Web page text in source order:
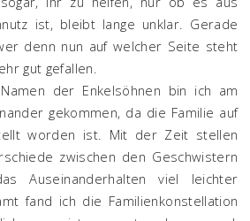
ist, bleibt lange unklar. Gerade
denn nun auf welcher Seite steht
gut gefallen.
der Enkelsöhnen bin ich am
gekommen, da die Familie auf
worden ist. Mit der Zeit stellen
zwischen den Geschwistern
Auseinanderhalten viel leichter
fand ich die Familienkonstellation